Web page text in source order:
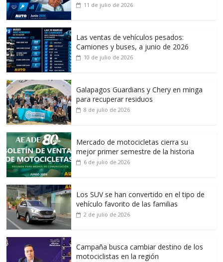
11 de julio de 2026
Las ventas de vehículos pesados:
Camiones y buses, a junio de 2026
10 de julio de 2026
Galapagos Guardians y Chery en minga
para recuperar residuos
8 de julio de 2026
Mercado de motocicletas cierra su
mejor primer semestre de la historia
6 de julio de 2026
Los SUV se han convertido en el tipo de
vehículo favorito de las familias
2 de julio de 2026
Campaña busca cambiar destino de los
motociclistas en la región